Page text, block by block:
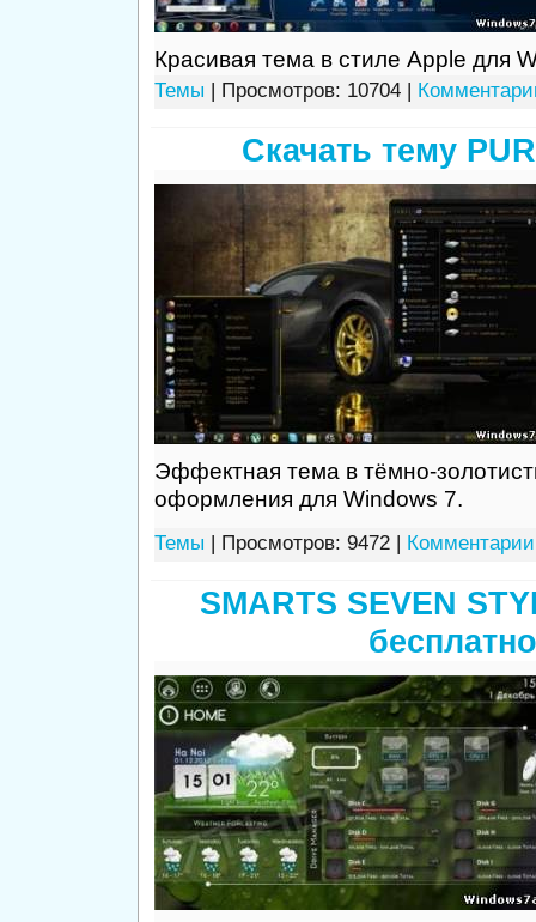
Красивая тема в стиле Apple для
Темы | Просмотров: 10704 |
Скачать тему
Эффектная тема в тёмно-
оформления для Windows 7.
Темы | Просмотров: 9472 |
SMARTS SEVEN
бесплатно